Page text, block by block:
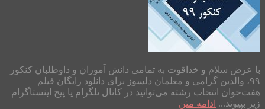
با عرض سلام و خداقوت به تمامی دانش آموزان و داوطلبان کنکور
۹۹، والدین گرامی و معلمان دلسوز برای دانلود رایگان فیلم
هفت‌خوان انتخاب رشته می‌توانید در کانال تلگرام یا پیج اینستاگرام
زیر بپیوند... ادامه متن